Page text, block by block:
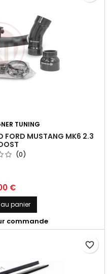
TUNING
FORD MUSTANG MK6 2.3
(0)
€
panier
commande
favorite_border